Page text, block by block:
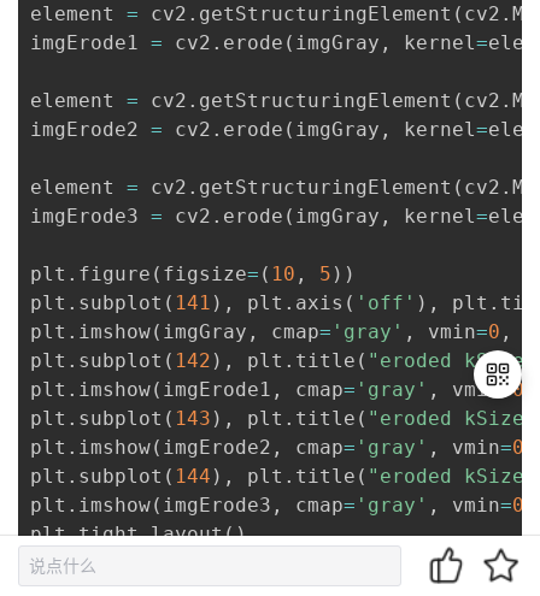
element = cv2 . getStructuringElement ( cv2 .
imgErode1 = cv2 . erode ( imgGray , kernel =
element = cv2 . getStructuringElement ( cv2 .
imgErode2 = cv2 . erode ( imgGray , kernel =
element = cv2 . getStructuringElement ( cv2 .
imgErode3 = cv2 . erode ( imgGray , kernel =
plt . figure ( figsize= ( 10 , 5 ) )
plt . subplot ( 141 ) , plt . axis ( 'off' ) , plt .
plt . imshow( imgGray , cmap= 'gray' , vmin=0 ,
plt . subplot ( 142 ) , plt . title ( "eroded
plt . imshow( imgErode1 , cmap= 'gray' , vmin=0
plt . subplot ( 143 ) , plt . title ( "eroded
plt . imshow( imgErode2 , cmap= 'gray' , vmin=0
plt . subplot ( 144 ) , plt . title ( "eroded
plt . imshow( imgErode3 , cmap= 'gray' , vmin=0
plt.tight_layout()
plt.show